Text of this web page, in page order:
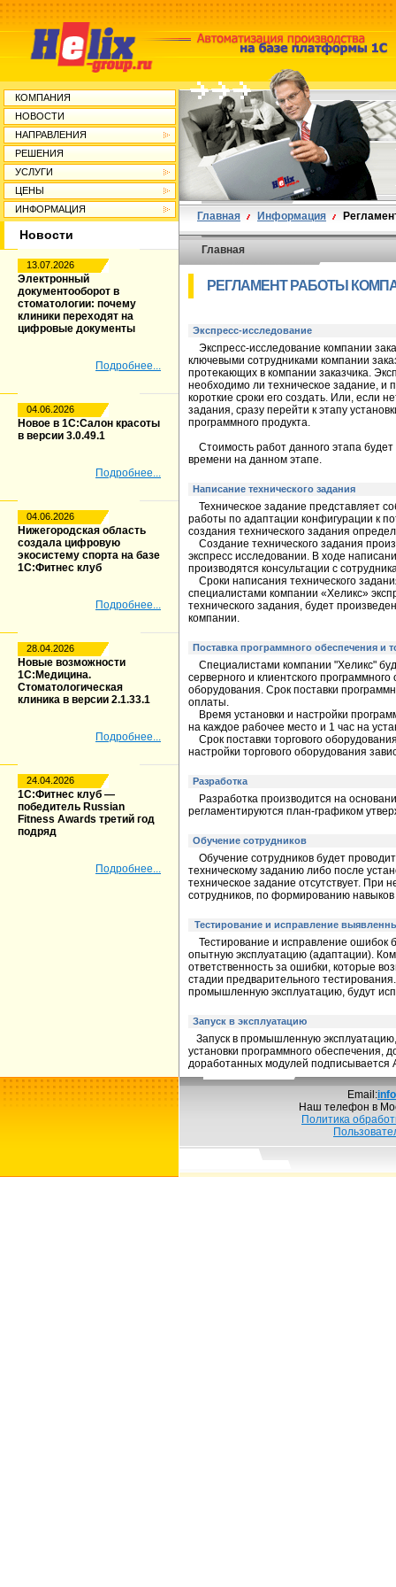
КОМПАНИЯ
НОВОСТИ
НАПРАВЛЕНИЯ
РЕШЕНИЯ
УСЛУГИ
ЦЕНЫ
ИНФОРМАЦИЯ
Новости
13.07.2026
Электронный
документооборот в
стоматологии: почему
клиники переходят на
цифровые документы
Подробнее...
04.06.2026
Новое в 1С:Салон красоты
в версии 3.0.49.1
Подробнее...
04.06.2026
Нижегородская область
создала цифровую
экосистему спорта на базе
1С:Фитнес клуб
Подробнее...
28.04.2026
Новые возможности
1С:Медицина.
Стоматологическая
клиника в версии 2.1.33.1
Подробнее...
24.04.2026
1С:Фитнес клуб —
победитель Russian
Fitness Awards третий год
подряд
Подробнее...
Главная Информация
Главная
РЕГЛАМЕНТ РАБОТЫ
Экспресс-исследование
Экспресс-исследование компании
ключевыми сотрудниками компании
протекающих в компании заказчика.
необходимо ли техническое задание, и
короткие сроки его создать. Или, если
задания, сразу перейти к этапу
программного продукта.
Стоимость работ данного этапа
времени на данном этапе.
Написание технического задания
Техническое задание представляет
работы по адаптации конфигурации к
создания технического задания
Создание технического задания
экспресс исследовании. В ходе
производятся консультации с
Сроки написания технического
специалистами компании «Хеликс»
технического задания, будет
компании.
Поставка программного обеспечения и
Специалистами компании "Хеликс"
серверного и клиентского
оборудования. Срок поставки
оплаты.
Время установки и настройки
на каждое рабочее место и 1 час на
Срок поставки торгового
настройки торгового оборудования
Разработка
Разработка производится на
регламентируются план-графиком
Обучение сотрудников
Обучение сотрудников будет
техническому заданию либо после
техническое задание отсутствует. При
сотрудников, по формированию
Тестирование и исправление
Тестирование и исправление ошибок
опытную эксплуатацию (адаптации).
ответственность за ошибки, которые
стадии предварительного
промышленную эксплуатацию, будут
Запуск в эксплуатацию
Запуск в промышленную
установки программного обеспечения,
доработанных модулей подписывается
Email:
Наш телефон в
Политика